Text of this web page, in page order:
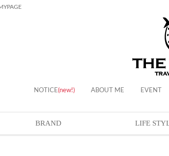
NOTICE(new!) ABOUT ME EVENT
BRAND LIFE